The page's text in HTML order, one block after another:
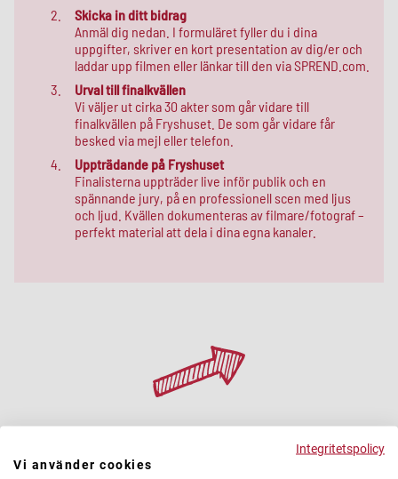
Skicka in ditt bidrag
Anmäl dig nedan. I formuläret fyller du i dina
uppgifter, skriver en kort presentation av dig/er och
laddar upp filmen eller länkar till den via SPREND.com.
Urval till finalkvällen
Vi väljer ut cirka 30 akter som går vidare till
finalkvällen på Fryshuset. De som går vidare får
besked via mejl eller telefon.
Uppträdande på Fryshuset
Finalisterna uppträder live inför publik och en
spännande jury, på en professionell scen med ljus
och ljud. Kvällen dokumenteras av filmare/fotograf –
perfekt material att dela i dina egna kanaler.
Sista anmälningsdag är 5 augusti!
Integritetspolicy
Vi använder cookies